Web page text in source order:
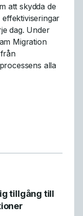
att skydda de
dag. Under
Migration
alla
Sammanfattning
tillgång till